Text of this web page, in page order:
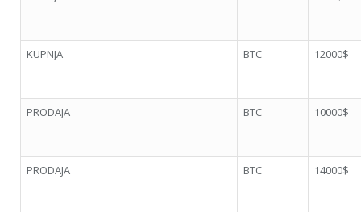
KUPNJA BTC 12000$
PRODAJA BTC 10000$
PRODAJA BTC 14000$